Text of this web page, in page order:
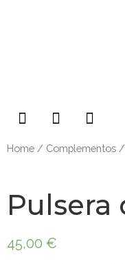
Home / Complementos /
Pulsera
45,00 €